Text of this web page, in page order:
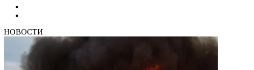
НОВОСТИ